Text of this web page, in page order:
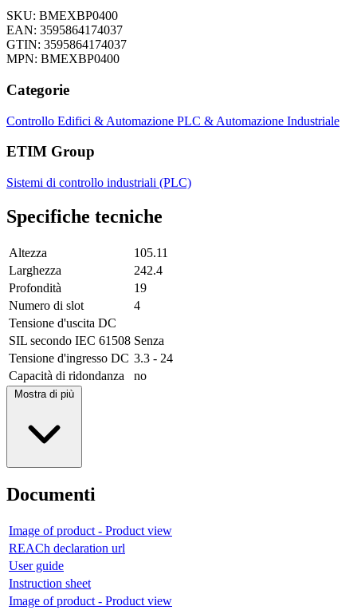
SKU: BMEXBP0400
EAN: 3595864174037
GTIN: 3595864174037
MPN: BMEXBP0400
Categorie
Controllo Edifici & Automazione PLC & Automazione Industriale
ETIM Group
Sistemi di controllo industriali (PLC)
Specifiche tecniche
Altezza
105.11
Larghezza
242.4
Profondità
19
Numero di slot
4
Tensione d'uscita DC
SIL secondo IEC 61508 Senza
Tensione d'ingresso DC 3.3 - 24
Capacità di ridondanza
no
Mostra di più
Documenti
Image of product - Product view
REACh declaration url
User guide
Instruction sheet
Image of product - Product view